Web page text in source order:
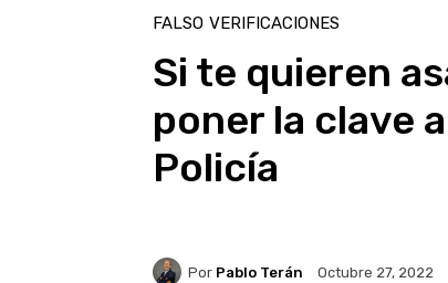
FALSO VERIFICACIONES
Si te quieren
poner la clave
Policía
Por Pablo Terán Octubre 27, 2022